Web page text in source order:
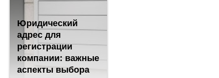
Юридический
адрес для
регистрации
компании: важные
аспекты выбора